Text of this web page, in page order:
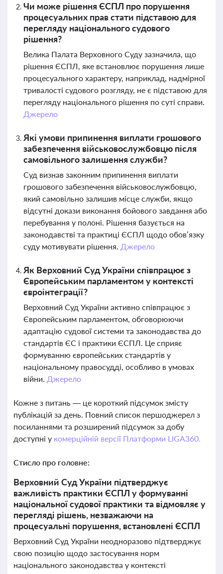
Чи може рішення ЄСПЛ про порушення
процесуальних прав стати підставою для
перегляду національного судового
рішення?
Велика Палата Верховного Суду зазначила, що
рішення ЄСПЛ, яке встановлює порушення лише
процесуального характеру, наприклад, надмірної
тривалості судового розгляду, не є підставою для
перегляду національного рішення по суті справи.
Джерело
Які умови припинення виплати грошового
забезпечення військовослужбовцю після
самовільного залишення служби?
Суд визнав законним припинення виплати
грошового забезпечення військовослужбовцю,
який самовільно залишив місце служби, якщо
відсутні докази виконання бойового завдання або
перебування у полоні. Рішення базується на
законодавстві та практиці ЄСПЛ щодо обов’язку
суду мотивувати рішення. Джерело
Як Верховний Суд України співпрацює з
Європейським парламентом у контексті
євроінтеграції?
Верховний Суд України активно співпрацює з
Європейським парламентом, обговорюючи
адаптацію судової системи та законодавства до
стандартів ЄС і практики ЄСПЛ. Це сприяє
формуванню європейських стандартів у
національному правосудді, особливо в умовах
війни. Джерело
Кожне з питань — це короткий підсумок змісту
публікацій за день. Повний список першоджерел з
посиланнями та розширений підсумок за добу
доступні у комерційній версії Платформи LIGA360.
Стисло про головне:
Верховний Суд України підтверджує
важливість практики ЄСПЛ у формуванні
національної судової практики та відмовляє у
перегляді рішень, незважаючи на
процесуальні порушення, встановлені ЄСПЛ
Верховний Суд України неодноразово підтверджує
свою позицію щодо застосування норм
національного законодавства у контексті